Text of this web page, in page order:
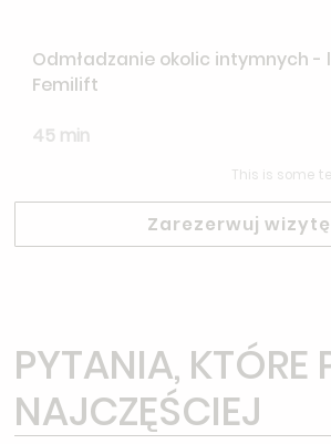
Odmładzanie okolic intymnych -
Femilift
45 min
This is some
Zarezerwuj wizytę
PYTANIA, KTÓRE
NAJCZĘŚCIEJ